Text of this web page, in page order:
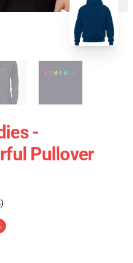
-
Pullover